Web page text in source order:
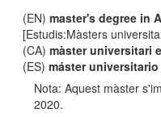
(EN)master's degree in
[Estudis:Màsters
(CA)màster universitari
(ES)máster
Nota: Aquest màster
2020.